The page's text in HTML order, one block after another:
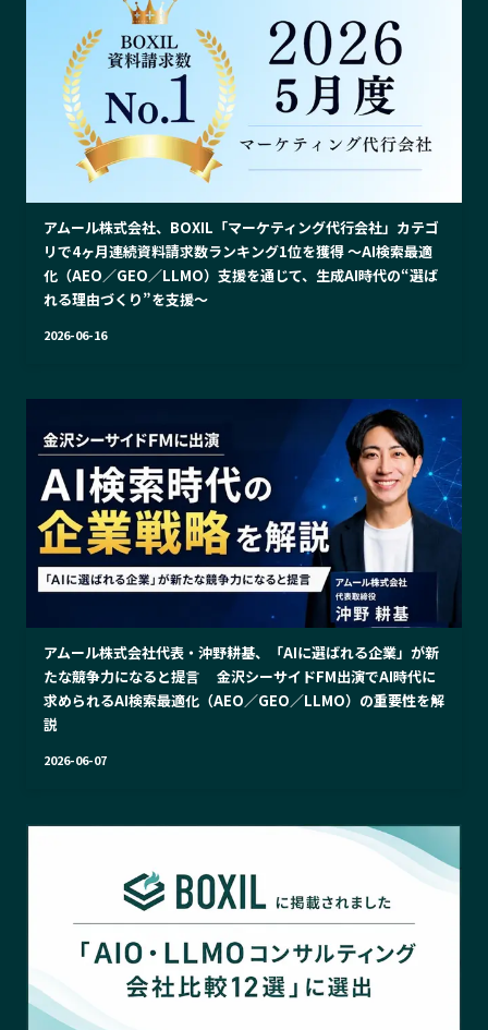
アムール株式会社、BOXIL「マーケティング代行会社」カテゴ
リで4ヶ月連続資料請求数ランキング1位を獲得 ～AI検索最適
化（AEO／GEO／LLMO）支援を通じて、生成AI時代の“選ば
れる理由づくり”を支援～
2026-06-16
アムール株式会社代表・沖野耕基、「AIに選ばれる企業」が新
たな競争力になると提言 金沢シーサイドFM出演でAI時代に
求められるAI検索最適化（AEO／GEO／LLMO）の重要性を解
説
2026-06-07